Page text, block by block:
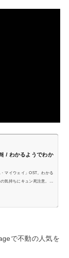
/ わかるようでわか
マイウェイ」OST。わかる
気持ちにキュン死注意。B
で不動の人気を